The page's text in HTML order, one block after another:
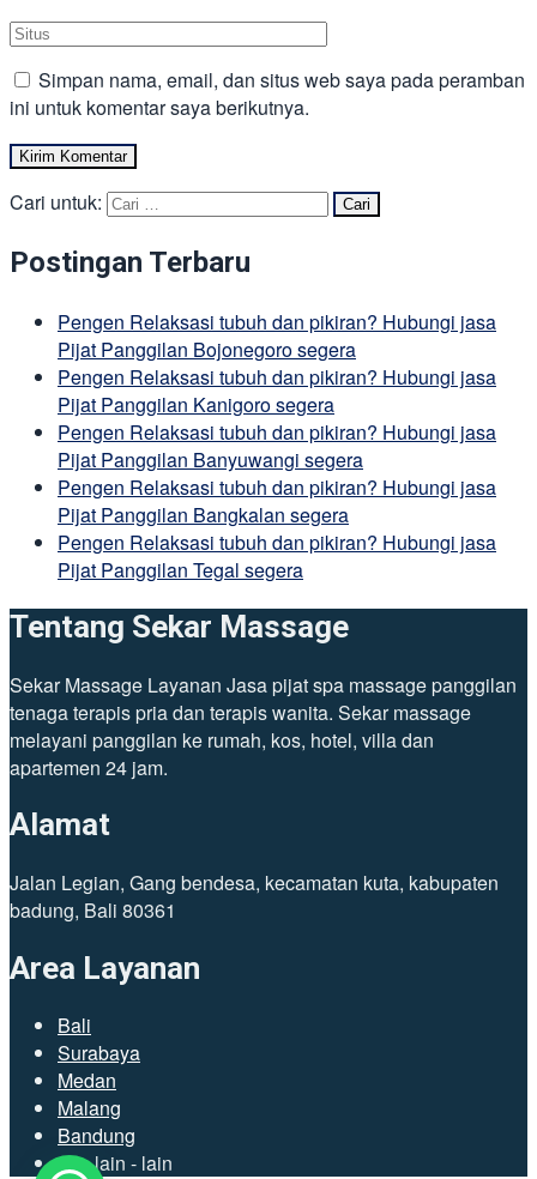
Simpan nama, email, dan situs web saya pada peramban
ini untuk komentar saya berikutnya.
Cari untuk:
Postingan Terbaru
Pengen Relaksasi tubuh dan pikiran? Hubungi jasa
Pijat Panggilan Bojonegoro segera
Pengen Relaksasi tubuh dan pikiran? Hubungi jasa
Pijat Panggilan Kanigoro segera
Pengen Relaksasi tubuh dan pikiran? Hubungi jasa
Pijat Panggilan Banyuwangi segera
Pengen Relaksasi tubuh dan pikiran? Hubungi jasa
Pijat Panggilan Bangkalan segera
Pengen Relaksasi tubuh dan pikiran? Hubungi jasa
Pijat Panggilan Tegal segera
Tentang Sekar Massage
Sekar Massage Layanan Jasa pijat spa massage panggilan
tenaga terapis pria dan terapis wanita. Sekar massage
melayani panggilan ke rumah, kos, hotel, villa dan
apartemen 24 jam.
Alamat
Jalan Legian, Gang bendesa, kecamatan kuta, kabupaten
badung, Bali 80361
Area Layanan
Bali
Surabaya
Medan
Malang
Bandung
dan lain - lain